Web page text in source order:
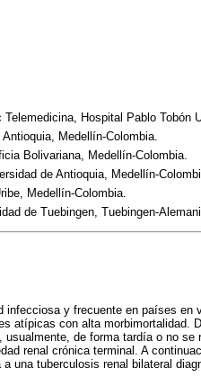
Hospital Pablo Tobón
Medellín-Colombia.
Bolivariana, Medellín-Colombia.
de Antioquia, Medellín-
Medellín-Colombia.
de Tuebingen, Tuebingen-
infecciosa y frecuente en países
atípicas con alta morbimortalidad.
de forma tardía o no
renal crónica terminal. A
a una tuberculosis renal bilateral